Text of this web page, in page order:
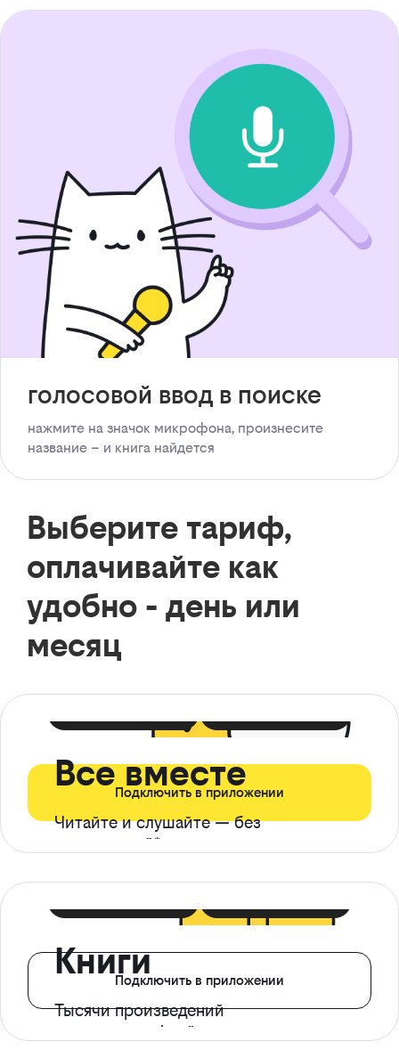
голосовой ввод в поиске
нажмите на значок микрофона, произнесите
название – и книга найдется
Выберите тариф,
оплачивайте как
удобно - день или
месяц
Все вместе
Читайте и слушайте — без
ограничений*
Подключить в приложении
Книги
Тысячи произведений
с доступом офлайн
Подключить в приложении